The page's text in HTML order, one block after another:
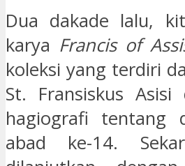
Dua dakade lalu,
karya Francis of
koleksi yang terdiri
St. Fransiskus
hagiografi tentang
abad ke-14.